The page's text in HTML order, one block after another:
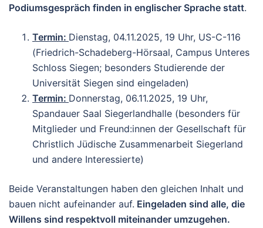
Podiumsgespräch finden in englischer Sprache statt.
Termin: Dienstag, 04.11.2025, 19 Uhr, US-C-116
(Friedrich-Schadeberg-Hörsaal, Campus Unteres
Schloss Siegen; besonders Studierende der
Universität Siegen sind eingeladen)
Termin: Donnerstag, 06.11.2025, 19 Uhr,
Spandauer Saal Siegerlandhalle (besonders für
Mitglieder und Freund:innen der Gesellschaft für
Christlich Jüdische Zusammenarbeit Siegerland
und andere Interessierte)
Beide Veranstaltungen haben den gleichen Inhalt und
bauen nicht aufeinander auf. Eingeladen sind alle, die
Willens sind respektvoll miteinander umzugehen.